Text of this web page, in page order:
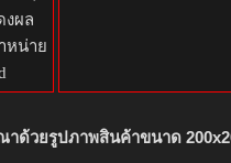
งผล
หน่าย
ด้วยรูปภาพสินค้าขนาด